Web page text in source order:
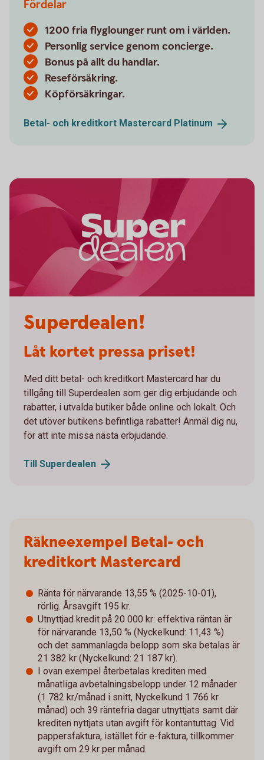
Fördelar
1200 fria flyglounger runt om i världen.
Personlig service genom concierge.
Bonus på allt du handlar.
Reseförsäkring.
Köpförsäkringar.
Betal- och kreditkort Mastercard Platinum
Superdealen!
Låt kortet pressa priset!
Med ditt betal- och kreditkort Mastercard har du
tillgång till Superdealen som ger dig erbjudande och
rabatter, i utvalda butiker både online och lokalt. Och
det utöver butikens befintliga rabatter! Anmäl dig nu,
för att inte missa nästa erbjudande.
Till Superdealen
Räkneexempel Betal- och
kreditkort Mastercard
Ränta för närvarande 13,55 % (2025-10-01),
rörlig. Årsavgift 195 kr.
Utnyttjad kredit på 20 000 kr: effektiva räntan är
för närvarande 13,50 % (Nyckelkund: 11,43 %)
och det sammanlagda belopp som ska betalas är
21 382 kr (Nyckelkund: 21 187 kr).
I ovan exempel återbetalas krediten med
månatliga avbetalningsbelopp under 12 månader
(1 782 kr/månad i snitt, Nyckelkund 1 766 kr
månad) och 39 räntefria dagar utnyttjats samt där
krediten nyttjats utan avgift för kontantuttag. Vid
pappersfaktura, istället för e-faktura, tillkommer
avgift om 29 kr per månad.